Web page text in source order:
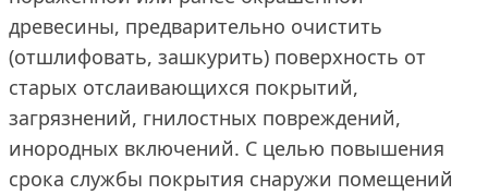
древесины, предварительно очистить
(отшлифовать, зашкурить) поверхность от
старых отслаивающихся покрытий,
загрязнений, гнилостных повреждений,
инородных включений. С целью повышения
срока службы покрытия снаружи помещений